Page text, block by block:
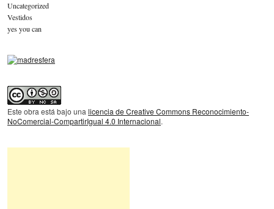
Uncategorized
Vestidos
yes you can
Este obra está bajo una licencia de Creative Commons Reconocimiento-
NoComercial-CompartirIgual 4.0 Internacional.